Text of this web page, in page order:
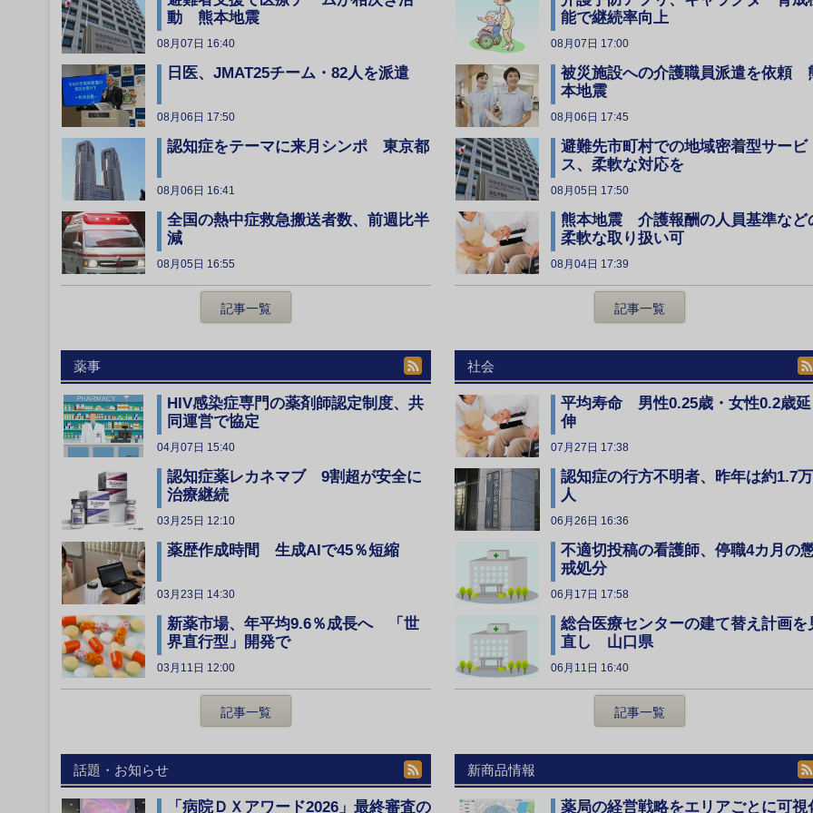
動 熊本地震
08月07日 16:40
日医、JMAT25チーム・82人を派遣
08月06日 17:50
認知症をテーマに来月シンポ 東京都
08月06日 16:41
全国の熱中症救急搬送者数、前週比半
減
08月05日 16:55
記事一覧
能で継続率向上
08月07日 17:00
被災施設への介護職員派遣を依頼
本地震
08月06日 17:45
避難先市町村での地域密着型サービ
ス、柔軟な対応を
08月05日 17:50
熊本地震 介護報酬の人員基準など
柔軟な取り扱い可
08月04日 17:39
記事一覧
薬事
HIV感染症専門の薬剤師認定制度、共
同運営で協定
04月07日 15:40
認知症薬レカネマブ 9割超が安全に
治療継続
03月25日 12:10
薬歴作成時間 生成AIで45％短縮
03月23日 14:30
新薬市場、年平均9.6％成長へ 「世
界直行型」開発で
03月11日 12:00
記事一覧
社会
平均寿命 男性0.25歳・女性0.2歳延
伸
07月27日 17:38
認知症の行方不明者、昨年は約1.7万
人
06月26日 16:36
不適切投稿の看護師、停職4カ月の
戒処分
06月17日 17:58
総合医療センターの建て替え計画を
直し 山口県
06月11日 16:40
記事一覧
話題・お知らせ
「病院ＤＸアワード2026」最終審査の
新商品情報
薬局の経営戦略をエリアごとに可視